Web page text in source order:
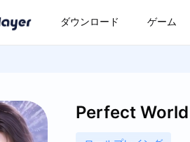
ダウンロード ゲーム
Perfect